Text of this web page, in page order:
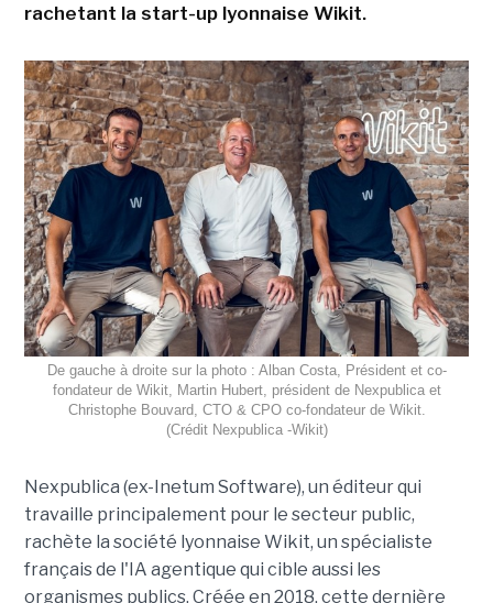
rachetant la start-up lyonnaise Wikit.
De gauche à droite sur la photo : Alban Costa, Président et co-
fondateur de Wikit, Martin Hubert, président de Nexpublica et
Christophe Bouvard, CTO & CPO co-fondateur de Wikit.
(Crédit Nexpublica -Wikit)
Nexpublica (ex-Inetum Software), un éditeur qui
travaille principalement pour le secteur public,
rachète la société lyonnaise Wikit, un spécialiste
français de l'IA agentique qui cible aussi les
organismes publics. Créée en 2018, cette dernière